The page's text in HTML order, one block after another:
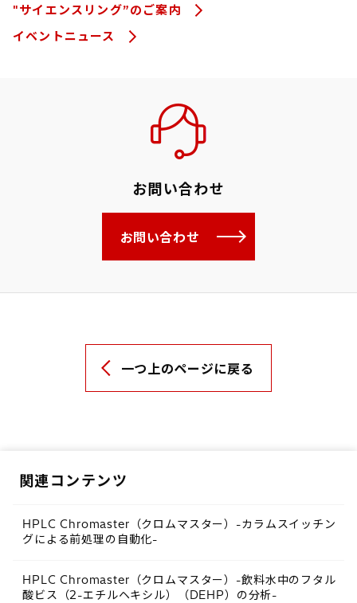
"サイエンスリング”のご案内
イベントニュース
お問い合わせ
お問い合わせ
一つ上のページに戻る
関連コンテンツ
HPLC Chromaster（クロムマスター）-カラムスイッチン
グによる前処理の自動化-
HPLC Chromaster（クロムマスター）-飲料水中のフタル
酸ビス（2-エチルヘキシル）（DEHP）の分析-